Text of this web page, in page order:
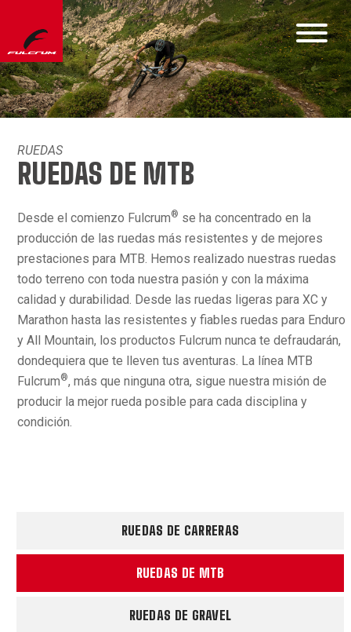
RUEDAS
RUEDAS DE MTB
Desde el comienzo Fulcrum® se ha concentrado en la
producción de las ruedas más resistentes y de mejores
prestaciones para MTB. Hemos realizado nuestras ruedas
todo terreno con toda nuestra pasión y con la máxima
calidad y durabilidad. Desde las ruedas ligeras para XC y
Marathon hasta las resistentes y fiables ruedas para Enduro
y All Mountain, los productos Fulcrum nunca te defraudarán,
dondequiera que te lleven tus aventuras. La línea MTB
Fulcrum®, más que ninguna otra, sigue nuestra misión de
producir la mejor rueda posible para cada disciplina y
condición.
RUEDAS DE CARRERAS
RUEDAS DE MTB
RUEDAS DE GRAVEL